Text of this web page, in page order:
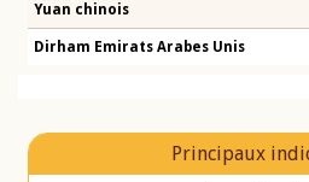
Yuan chinois
Dirham Emirats Arabes Unis
Principaux